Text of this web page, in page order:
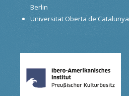
Berlin
Universitat Oberta de Catalunya